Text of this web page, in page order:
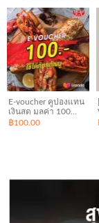
E-voucher คูปองแทน
เงินสด มูลค่า 100
บาท ร้าน Mister
฿100.00